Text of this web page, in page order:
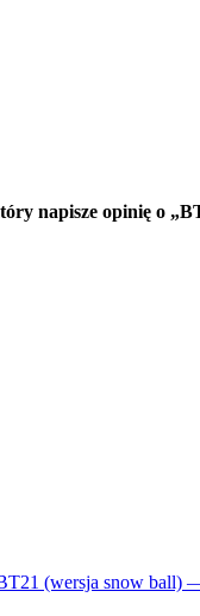
napisze opinię o
(wersja snow ball)